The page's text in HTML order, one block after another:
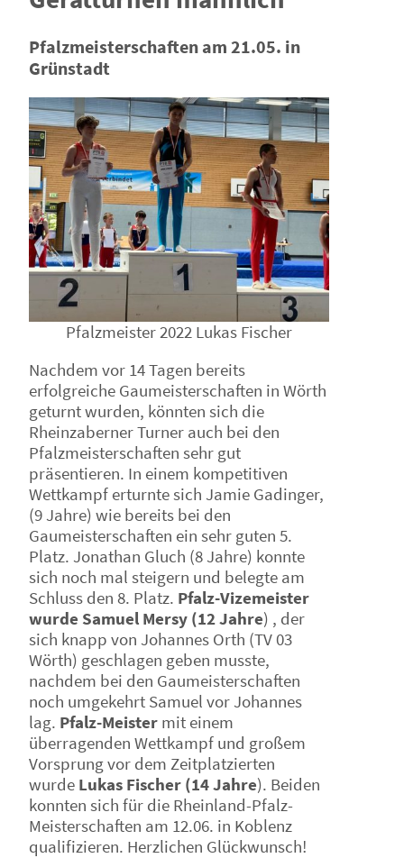
Pfalzmeisterschaften am 21.05. in
Grünstadt
Pfalzmeister 2022 Lukas Fischer
Nachdem vor 14 Tagen bereits
erfolgreiche Gaumeisterschaften in Wörth
geturnt wurden, könnten sich die
Rheinzaberner Turner auch bei den
Pfalzmeisterschaften sehr gut
präsentieren. In einem kompetitiven
Wettkampf erturnte sich Jamie Gadinger,
(9 Jahre) wie bereits bei den
Gaumeisterschaften ein sehr guten 5.
Platz. Jonathan Gluch (8 Jahre) konnte
sich noch mal steigern und belegte am
Schluss den 8. Platz. Pfalz-Vizemeister
wurde Samuel Mersy (12 Jahre) , der
sich knapp von Johannes Orth (TV 03
Wörth) geschlagen geben musste,
nachdem bei den Gaumeisterschaften
noch umgekehrt Samuel vor Johannes
lag. Pfalz-Meister mit einem
überragenden Wettkampf und großem
Vorsprung vor dem Zeitplatzierten
wurde Lukas Fischer (14 Jahre). Beiden
konnten sich für die Rheinland-Pfalz-
Meisterschaften am 12.06. in Koblenz
qualifizieren. Herzlichen Glückwunsch!